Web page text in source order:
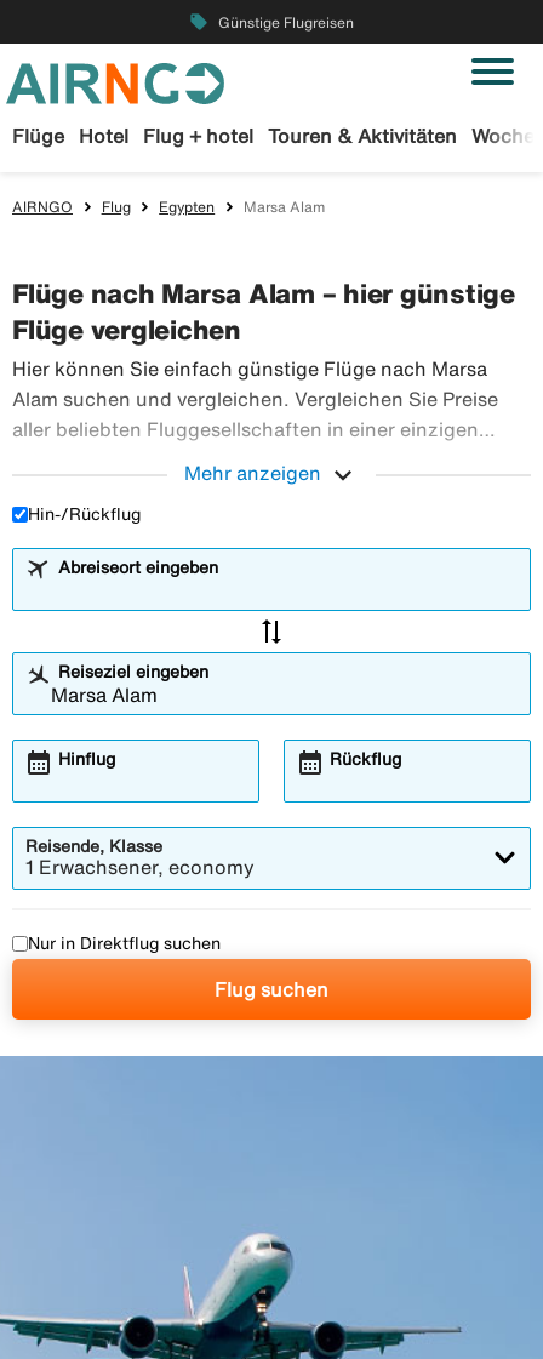
local_offer Günstige Flugreisen
Flüge Hotel Flug + hotel Touren & Aktivitäten
AIRNGO Flug Egypten Marsa Alam
Flüge nach Marsa Alam – hier günstige
Flüge vergleichen
Hier können Sie einfach günstige Flüge nach Marsa
Alam suchen und vergleichen. Vergleichen Sie Preise
aller beliebten Fluggesellschaften in einer einzigen
wir haben ein riesiges Angebot an Flugreisen in die
ganze Welt.Hier können Sie einfach günstige Flüge nach
Mehr anzeigen expand_more
Hin-/Rückflug
Abreiseort eingeben
sync_alt
Reiseziel eingeben
Hinflug
calendar_month Rückflug
calendar_month
Reisende, Klasse
1 Erwachsener, economy
Nur in Direktflug suchen
Flug suchen